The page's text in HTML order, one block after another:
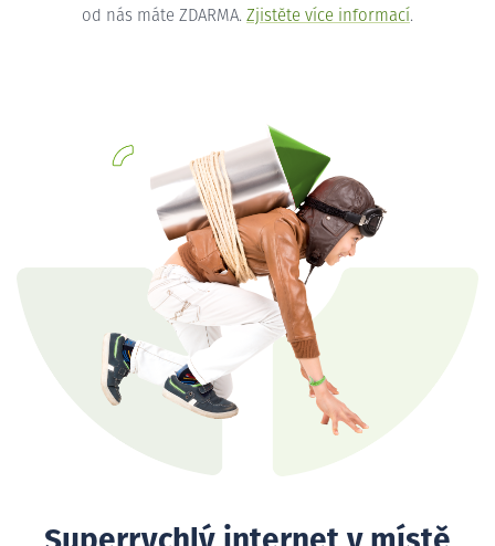
od nás máte ZDARMA. Zjistěte více informací.